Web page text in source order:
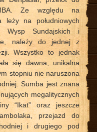
Ze względu na
leży na południowych
Wysp Sundajskich i
należy do jednej z
Wszystko to jednak
się dawna, unikalna
stopniu nie naruszona
Sumba jest znana
megalitycznych
“Ikat” oraz jeszcze
przejazd do
i drugiego pod